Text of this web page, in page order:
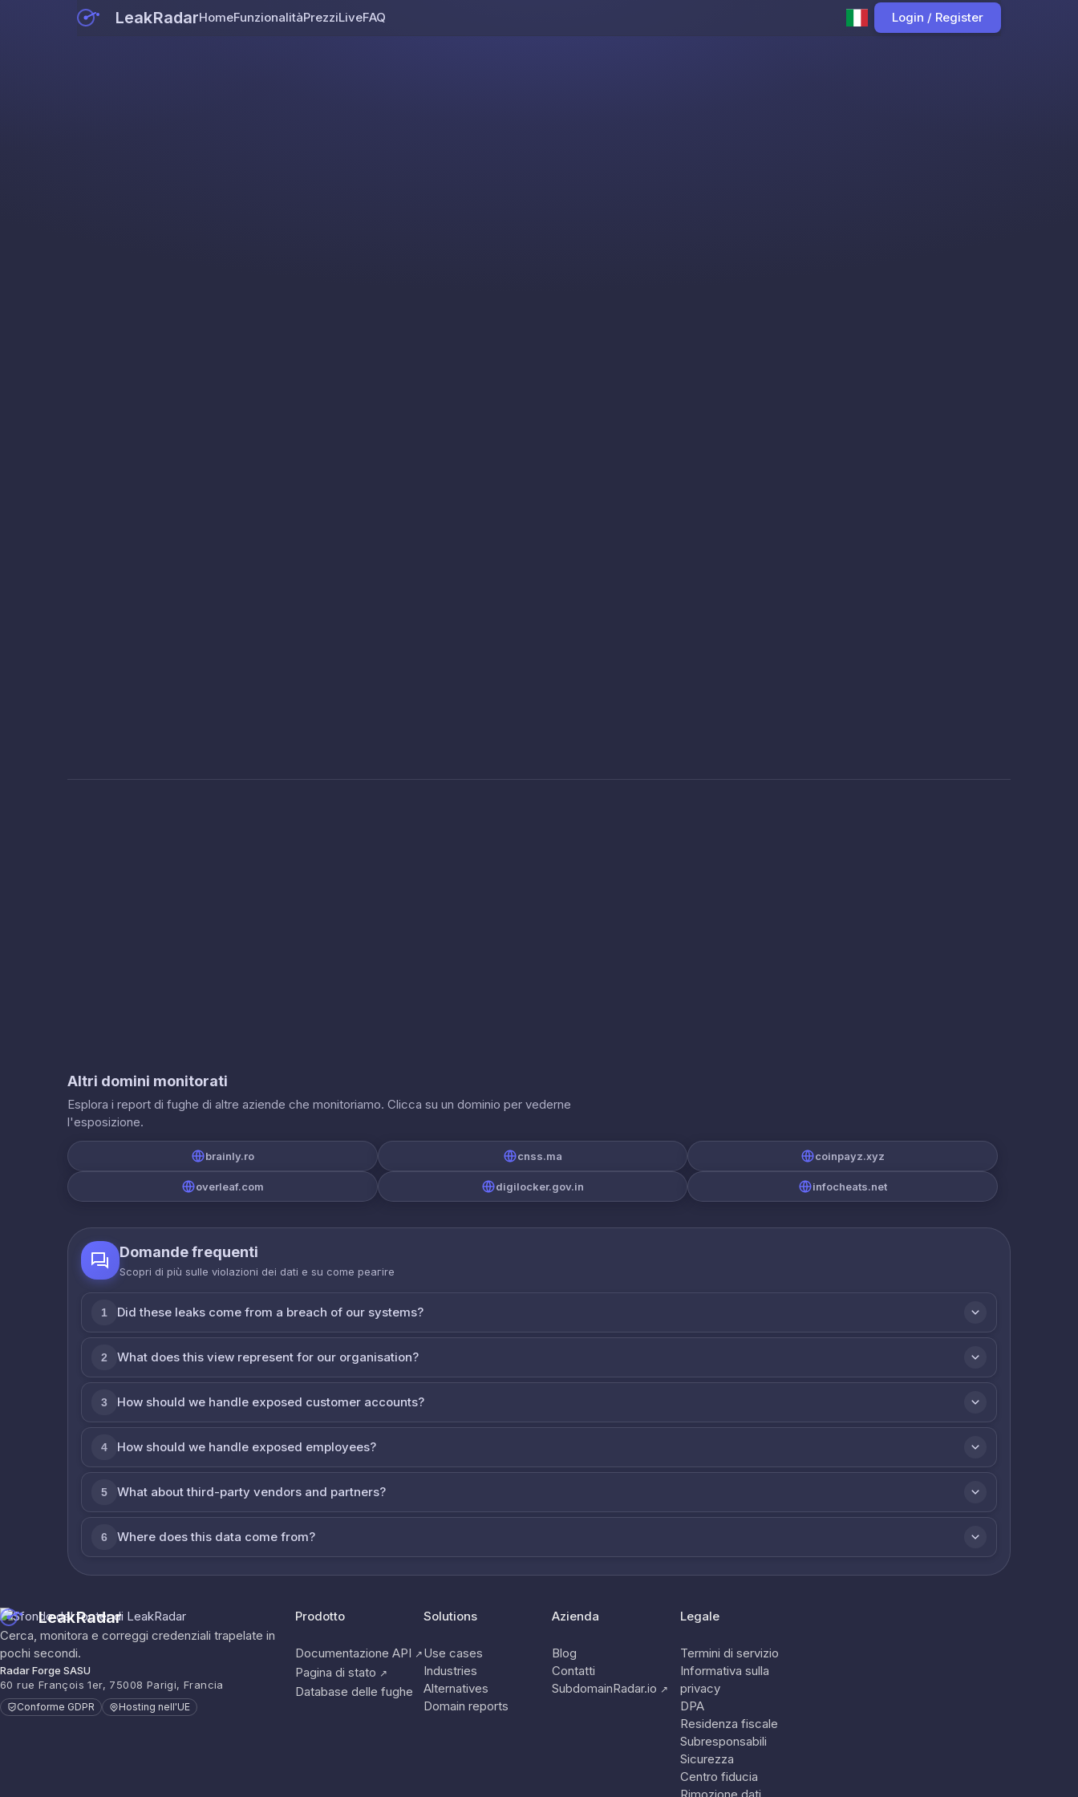
LeakRadarHomeFunzionalitàPrezziLiveFAQ Login / Register
Altri domini monitorati
Esplora i report di fughe di altre aziende che monitoriamo. Clicca su un dominio per vederne
l'esposizione.
brainly.ro cnss.ma coinpayz.xyz
overleaf.com digilocker.gov.in infocheats.net
Domande frequenti
Scopri di più sulle violazioni dei dati e su come реагire
1 Did these leaks come from a breach of our systems?
2 What does this view represent for our organisation?
3 How should we handle exposed customer accounts?
4 How should we handle exposed employees?
5 What about third-party vendors and partners?
6 Where does this data come from?
LeakRadar
Cerca, monitora e correggi credenziali trapelate in
pochi secondi.
Radar Forge SASU
60 rue François 1er, 75008 Parigi, Francia
Conforme GDPR Hosting nell'UE
Prodotto
Documentazione API ↗
Pagina di stato ↗
Database delle fughe
Solutions
Use cases
Industries
Alternatives
Domain reports
Azienda
Blog
Contatti
SubdomainRadar.io ↗
Legale
Termini di servizio
Informativa sulla
privacy
DPA
Residenza fiscale
Subresponsabili
Sicurezza
Centro fiducia
Rimozione dati